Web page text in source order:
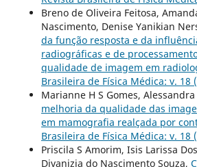
Breno de Oliveira Feitosa,
Nascimento, Denise Yanikian
da função resposta e da
radiográficas e de
qualidade de imagem em
Brasileira de Física Médica: v. 18
Marianne H S Gomes,
melhoria da qualidade das
em mamografia realçada por
Brasileira de Física Médica: v. 18
Priscila S Amorim, Isis Larissa
Divanizia do Nascimento Souza,